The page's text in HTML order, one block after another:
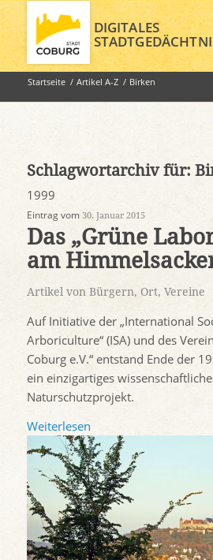
DIGITALES
Startseite / Artikel A-Z / Birken
Schlagwortarchiv für:
1999
Eintrag vom 30. Januar 2015
Das „Grüne
am
Artikel von Bürgern, Ort, Vereine
Auf Initiative der „International
Arboriculture“ (ISA) und des
Coburg e.V.“ entstand Ende der
ein einzigartiges
Naturschutzprojekt.
Weiterlesen